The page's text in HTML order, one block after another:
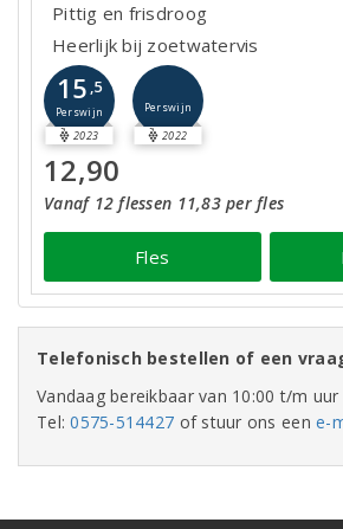
Pittig en frisdroog
Heerlijk bij zoetwatervis
15 ,5
Perswijn
2023
Perswijn
2022
12,90
Vanaf 12 flessen 11,83 per fles
Fles
Telefonisch bestellen of een
Vandaag bereikbaar van 10:00 t/m
Tel:0575-514427 of stuur ons eene-